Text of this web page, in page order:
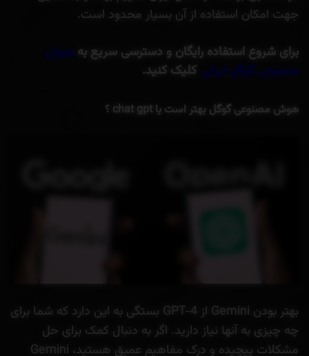
جهت امکان استفاده از آن بسیار محدود است.
برای شروع استفاده رایگان و دسترسی سریع به هوش
مصنوعی گوگل ایرانی کلیک کنید.
هوش مصنوعی گوگل بهتر است یا chat gpt ؟
بهتر بودن Gemini از GPT-4 بستگی به این دارد که شما برای
چه چیزی به آنها نیاز دارید. اگر به دنبال کمک برای حل
مشکلات پیچیده و درک مفاهیم عمیق هستید، Gemini